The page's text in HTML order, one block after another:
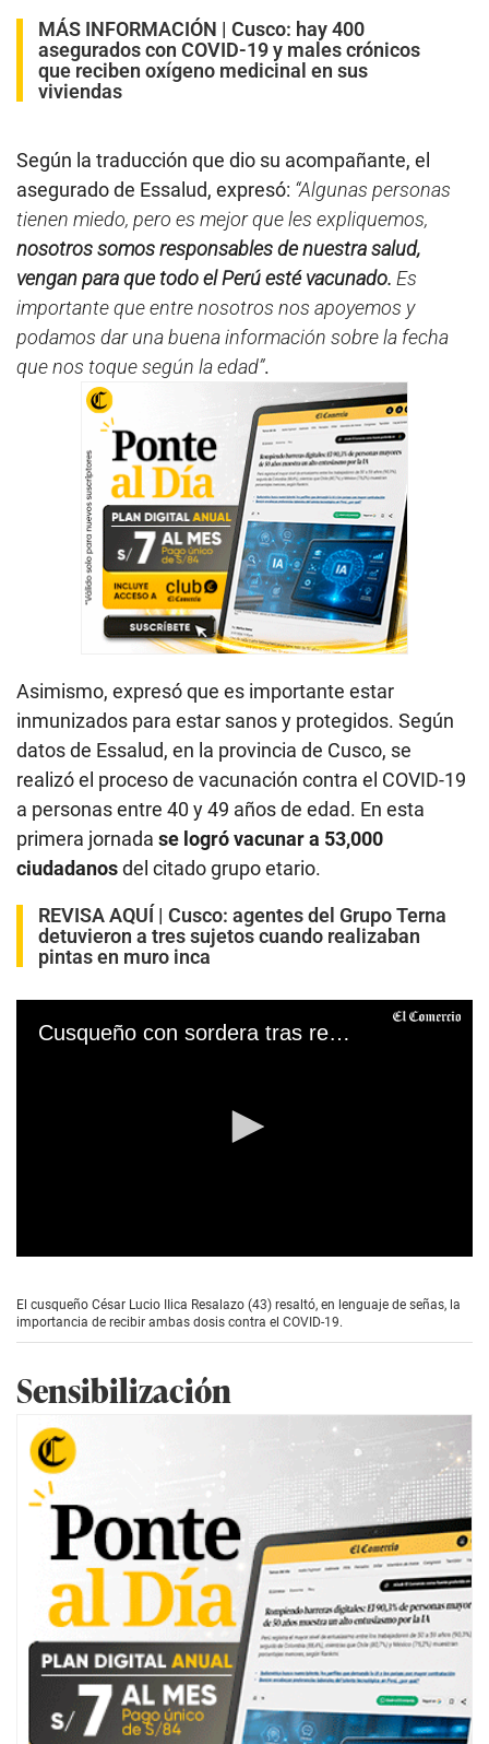
MÁS INFORMACIÓN | Cusco: hay 400
asegurados con COVID-19 y males crónicos
que reciben oxígeno medicinal en sus
viviendas
Según la traducción que dio su acompañante, el
asegurado de Essalud, expresó: “Algunas personas
tienen miedo, pero es mejor que les expliquemos,
nosotros somos responsables de nuestra salud,
vengan para que todo el Perú esté vacunado. Es
importante que entre nosotros nos apoyemos y
podamos dar una buena información sobre la fecha
que nos toque según la edad”.
Asimismo, expresó que es importante estar
inmunizados para estar sanos y protegidos. Según
datos de Essalud, en la provincia de Cusco, se
realizó el proceso de vacunación contra el COVID-19
a personas entre 40 y 49 años de edad. En esta
primera jornada se logró vacunar a 53,000
ciudadanosdel citado grupo etario.
REVISA AQUÍ | Cusco: agentes del Grupo Terna
detuvieron a tres sujetos cuando realizaban
pintas en muro inca
Cusqueño con sordera tras recibir su primera dosis: “No tengan miedo” en lenguaje de señas
e
c
s
o
El cusqueño César Lucio IIica Resalazo (43) resaltó, en lenguaje de señas, la
importancia de recibir ambas dosis contra el COVID-19.
Sensibilización